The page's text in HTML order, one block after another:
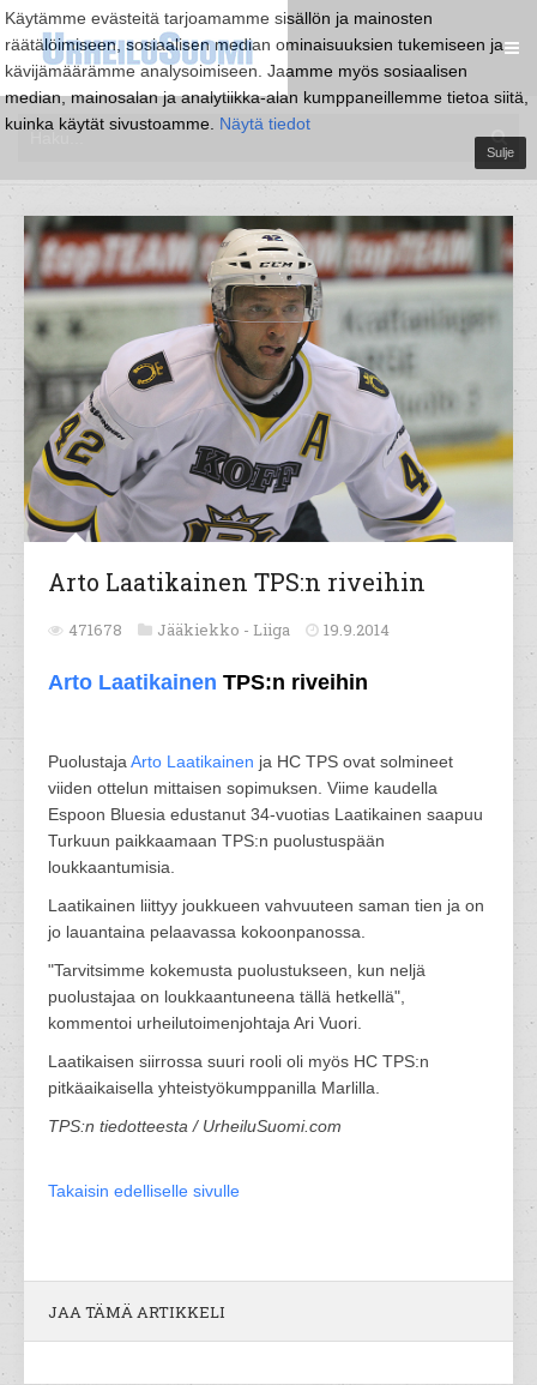
Käytämme evästeitä tarjoamamme sisällön ja mainosten
räätälöimiseen, sosiaalisen median ominaisuuksien tukemiseen ja
kävijämäärämme analysoimiseen. Jaamme myös sosiaalisen
median, mainosalan ja analytiikka-alan kumppaneillemme tietoa siitä,
kuinka käytät sivustoamme. Näytä tiedot
Sulje
Arto Laatikainen TPS:n riveihin
471678 Jääkiekko - Liiga 19.9.2014
Arto Laatikainen TPS:n riveihin
Puolustaja Arto Laatikainen ja HC TPS ovat solmineet
viiden ottelun mittaisen sopimuksen. Viime kaudella
Espoon Bluesia edustanut 34-vuotias Laatikainen saapuu
Turkuun paikkaamaan TPS:n puolustuspään
loukkaantumisia.
Laatikainen liittyy joukkueen vahvuuteen saman tien ja on
jo lauantaina pelaavassa kokoonpanossa.
"Tarvitsimme kokemusta puolustukseen, kun neljä
puolustajaa on loukkaantuneena tällä hetkellä",
kommentoi urheilutoimenjohtaja Ari Vuori.
Laatikaisen siirrossa suuri rooli oli myös HC TPS:n
pitkäaikaisella yhteistyökumppanilla Marlilla.
TPS:n tiedotteesta / UrheiluSuomi.com
Takaisin edelliselle sivulle
JAA TÄMÄ ARTIKKELI